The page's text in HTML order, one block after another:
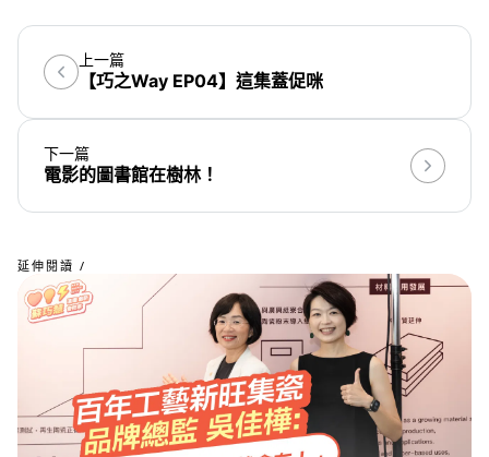
上一篇
【巧之Way EP04】這集蓋促咪
下一篇
電影的圖書館在樹林！
延伸閱讀 /